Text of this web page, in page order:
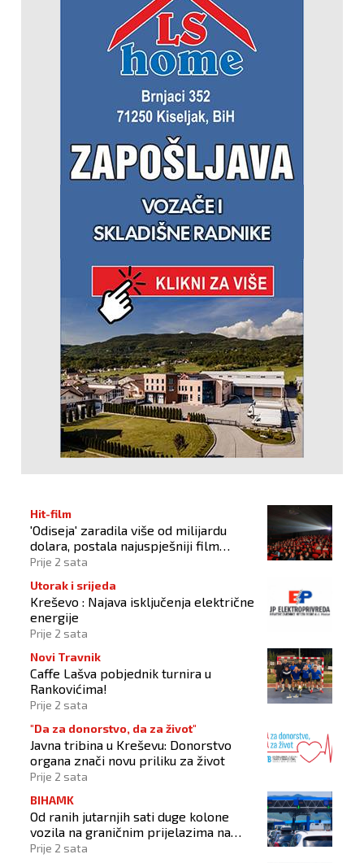
Hit-film
'Odiseja' zaradila više od milijardu
dolara, postala najuspješniji film
Christophera Nolana
Prije 2 sata
Utorak i srijeda
Kreševo : Najava isključenja električne
energije
Prije 2 sata
Novi Travnik
Caffe Lašva pobjednik turnira u
Rankovićima!
Prije 2 sata
"Da za donorstvo, da za život"
Javna tribina u Kreševu: Donorstvo
organa znači novu priliku za život
Prije 2 sata
BIHAMK
Od ranih jutarnjih sati duge kolone
vozila na graničnim prijelazima na
izlazu iz BiH
Prije 2 sata